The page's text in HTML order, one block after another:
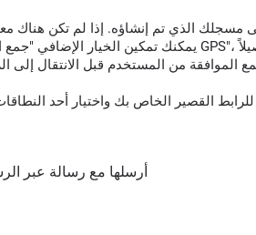
من المستخدم قبل الانتقال إلى
أرسلها مع رسالة عبر